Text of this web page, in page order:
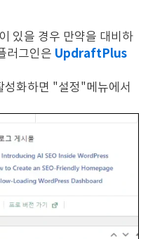
있을 경우 만약을 대비하
러그인은 UpdraftPlus
성화하면 "설정"메뉴에서